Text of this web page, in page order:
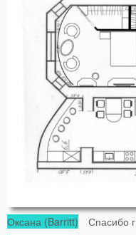
Оксана (Barritt) Спасибо